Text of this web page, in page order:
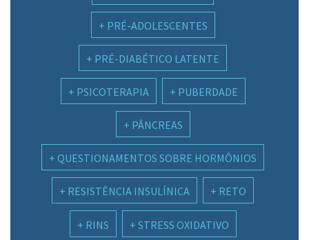
PRÉ-ADOLESCENTES
PRÉ-DIABÉTICO LATENTE
PSICOTERAPIA PUBERDADE
PÂNCREAS
QUESTIONAMENTOS SOBRE HORMÔNIOS
RESISTÊNCIA INSULÍNICA RETO
RINS STRESS OXIDATIVO